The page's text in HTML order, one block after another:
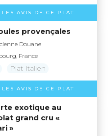
LES AVIS DE CE PLAT
provençales
Douane
France
Plat Italien
LES AVIS DE CE PLAT
exotique au
grand cru «
»